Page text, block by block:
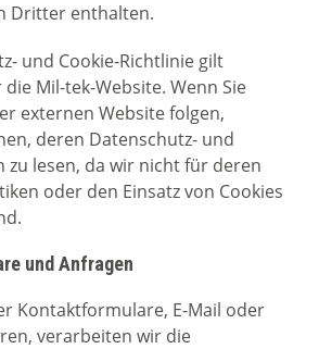
Dritter enthalten.
und Cookie-Richtlinie gilt
Mil-tek-Website. Wenn Sie
externen Website folgen,
deren Datenschutz- und
zu lesen, da wir nicht für deren
oder den Einsatz von Cookies
und Anfragen
Kontaktformulare, E-Mail oder
verarbeiten wir die